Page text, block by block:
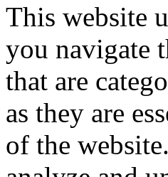
This website
you navigate
that are
as they are
of the